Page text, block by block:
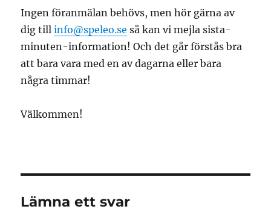
Ingen föranmälan behövs, men hör gärna av
dig tillinfo@speleo.se så kan vi mejla sista-
minuten-information! Och det går förstås bra
att bara vara med en av dagarna eller bara
några timmar!
Välkommen!
Lämna ett svar